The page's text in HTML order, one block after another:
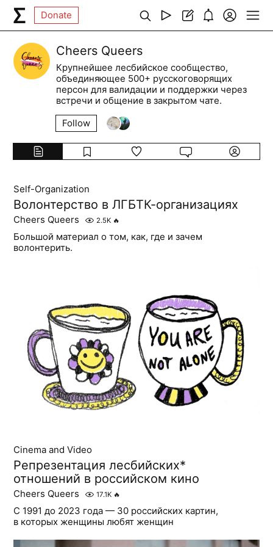
Donate
Cheers Queers
Крупнейшее лесбийское сообщество,
объединяющее 500+ русскоговорящих
персон для валидации и поддержки через
встречи и общение в закрытом чате.
Follow
Self-Organization
Волонтерство в ЛГБТК-организациях
Cheers Queers 2.5K 🔥
Большой материал о том, как, где и зачем
волонтерить.
Cinema and Video
Репрезентация лесбийских*
отношений в российском кино
Cheers Queers 17.1K 🔥
С 1991 до 2023 года — 30 российских картин,
в которых женщины любят женщин